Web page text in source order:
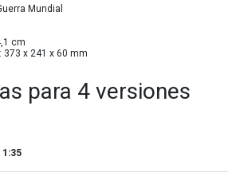
Mundial
cm
373 x 241 x 60 mm
para 4 versiones
1:35